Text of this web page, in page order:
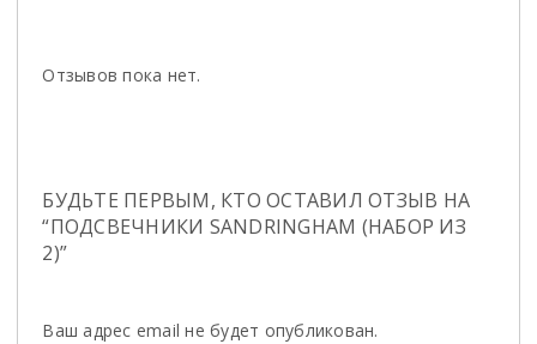
Отзывов пока нет.
БУДЬТЕ ПЕРВЫМ, КТО ОСТАВИЛ ОТЗЫВ НА
“ПОДСВЕЧНИКИ SANDRINGHAM (НАБОР ИЗ
2)”
Ваш адрес email не будет опубликован.